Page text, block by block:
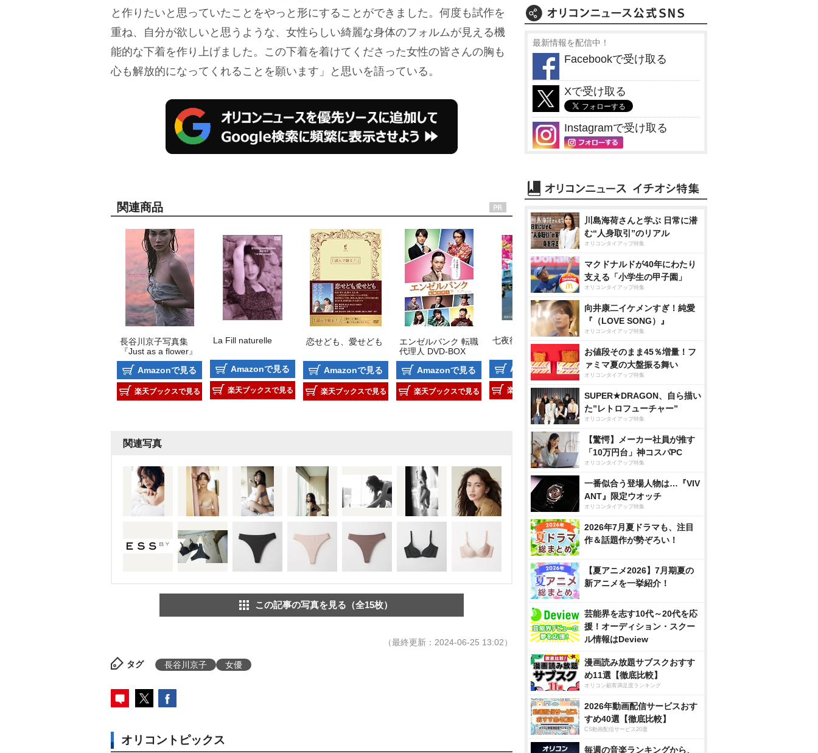
と作りたいと思っていたことをやっと形にすることができました。何度も試作を
重ね、自分が欲しいと思うような、女性らしい綺麗な身体のフォルムが見える機
能的な下着を作り上げました。この下着を着けてくださった女性の皆さんの胸も
心も解放的になってくれることを願います」と思いを語っている。
関連商品
長谷川京子写真集
『Just as a flower』
Amazonで見る
楽天ブックスで見る
La Fill naturelle
Amazonで見る
楽天ブックスで見る
恋せども、愛せども
Amazonで見る
楽天ブックスで見る
エンゼルバンク 転職
代理人 DVD-BOX
Amazonで見る
楽天ブックスで見る
七夜待
Amazonで見る
楽天ブックスで見る
Amazonで見る
楽天ブックスで見る 楽天ブックスで見る
関連写真
この記事の写真を見る（全15枚）
（最終更新：2024-06-25 13:02）
タグ 長谷川京子 女優
オリコントピックス
最新情報を配信中！
Facebookで受け取る
Xで受け取る
Instagramで受け取る
川島海荷さんと学ぶ 日常に潜
む“人身取引”のリアル
オリコンタイアップ特集
マクドナルドが40年にわたり
支える「小学生の甲子園」
オリコンタイアップ特集
向井康二イケメンすぎ！純愛
『（LOVE SONG）』
オリコンタイアップ特集
お値段そのまま45％増量！フ
ァミマ夏の大盤振る舞い
オリコンタイアップ特集
SUPER★DRAGON、自ら描い
た”レトロフューチャー”
オリコンタイアップ特集
【驚愕】メーカー社員が推す
「10万円台」神コスパPC
オリコンタイアップ特集
一番似合う登場人物は…『VIV
ANT』限定ウオッチ
オリコンタイアップ特集
2026年7月夏ドラマも、注目
作＆話題作が勢ぞろい！
【夏アニメ2026】7月期夏の
新アニメを一挙紹介！
芸能界を志す10代～20代を応
援！オーディション・スクー
ル情報はDeview
漫画読み放題サブスクおすす
め11選【徹底比較】
オリコン顧客満足度ランキング
2026年動画配信サービスおす
すめ40選【徹底比較】
CS動画配信サービス20選
毎週の音楽ランキングから、